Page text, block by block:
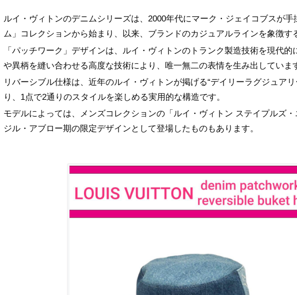
ルイ・ヴィトンのデニムシリーズは、2000年代にマーク・ジェイコブスが
ム」コレクションから始まり、以来、ブランドのカジュアルラインを象徴す
「パッチワーク」デザインは、ルイ・ヴィトンのトランク製造技術を現代
や異柄を縫い合わせる高度な技術により、唯一無二の表情を生み出していま
リバーシブル仕様は、近年のルイ・ヴィトンが掲げる“デイリーラグジュア
り、1点で2通りのスタイルを楽しめる実用的な構造です。
モデルによっては、メンズコレクションの「ルイ・ヴィトン ステイプルズ
ジル・アブロー期の限定デザインとして登場したものもあります。